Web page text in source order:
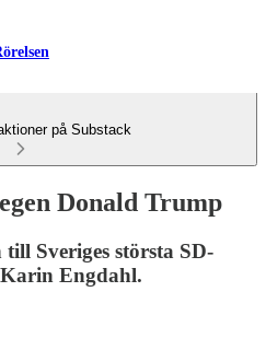
på Substack
Donald Trump
Sveriges största SD-
Engdahl.